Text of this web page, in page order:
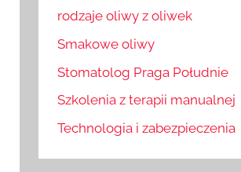
rodzaje oliwy z oliwek
Smakowe oliwy
Stomatolog Praga Południe
Szkolenia z terapii manualnej
Technologia i zabezpieczenia